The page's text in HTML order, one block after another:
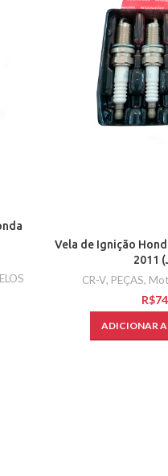
Vela de Ignição
2011
CR-V, PEÇAS,
R$
ADICIONAR